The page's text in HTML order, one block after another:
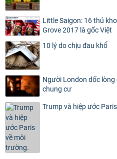
Little Saigon: 16 thủ
Grove 2017 là gốc Việt
10 lý do chịu đau khổ
Người London dốc
chung cư
Trump và hiệp ước